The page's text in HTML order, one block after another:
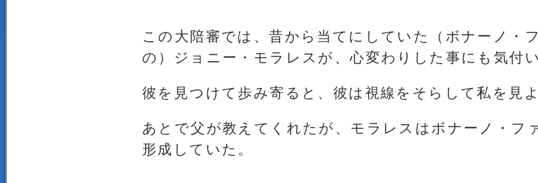
この大陪審では、昔から当てにしていた（ボナーノ・
の）ジョニー・モラレスが、心変わりした事にも気付い
彼を見つけて歩み寄ると、彼は視線をそらして私を見
あとで父が教えてくれたが、モラレスはボナーノ・フ
形成していた。